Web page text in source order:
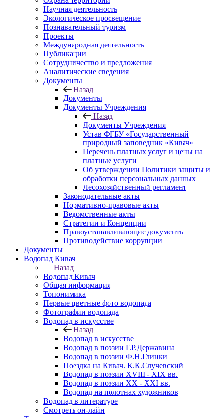
Научная деятельность
Экологическое просвещение
Познавательный туризм
Проекты
Международная деятельность
Публикации
Сотрудничество и предложения
Аналитические сведения
Документы
Назад
Документы
Документы Учреждения
Назад
Документы Учреждения
Устав ФГБУ «Государственный
природный заповедник «Кивач»
Перечень платных услуг и цены на
платные услуги
Об утверждении Политики защиты и
обработки персональных данных
Лесохозяйственный регламент
Законодательные акты
Нормативно-правовые акты
Ведомственные акты
Стратегии и Концепции
Правоустанавливающие документы
Противодействие коррупции
Документы
Водопад Кивач
Назад
Водопад Кивач
Общая информация
Топонимика
Первые цветные фото водопада
Фотографии водопада
Водопад в искусстве
Назад
Водопад в искусстве
Водопад в поэзии Г.Р.Державина
Водопад в поэзии Ф.Н.Глинки
Поездка на Кивач. К.К.Случевский
Водопад в поэзии XVIII - XIX вв.
Водопад в поэзии XX - XXI вв.
Водопад на полотнах художников
Водопад в литературе
Смотреть он-лайн